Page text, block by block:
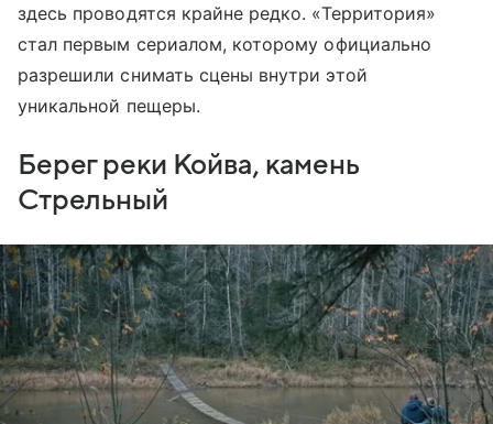
здесь проводятся крайне редко. «Территория»
стал первым сериалом, которому официально
разрешили снимать сцены внутри этой
уникальной пещеры.
Берег реки Койва, камень
Стрельный